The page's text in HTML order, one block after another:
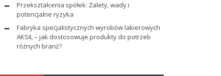
Przekształcenia spółek: Zalety, wady i
potencjalne ryzyka
Fabryka specjalistycznych wyrobów lakierowych
AKSIL – jak dostosowuje produkty do potrzeb
różnych branż?